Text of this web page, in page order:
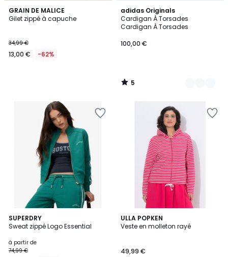
GRAIN DE MALICE
Gilet zippé à capuche
34,99 €
13,00 € -62%
adidas Originals
Cardigan À Torsades
Cardigan À Torsades
100,00 €
5
/
5
2
Couleurs
5
/
SUPERDRY
Sweat zippé Logo Essential
à partir de
74,99 €
3
Couleurs
ULLA POPKEN
Veste en molleton rayé
49,99 €
4,5
/ 5